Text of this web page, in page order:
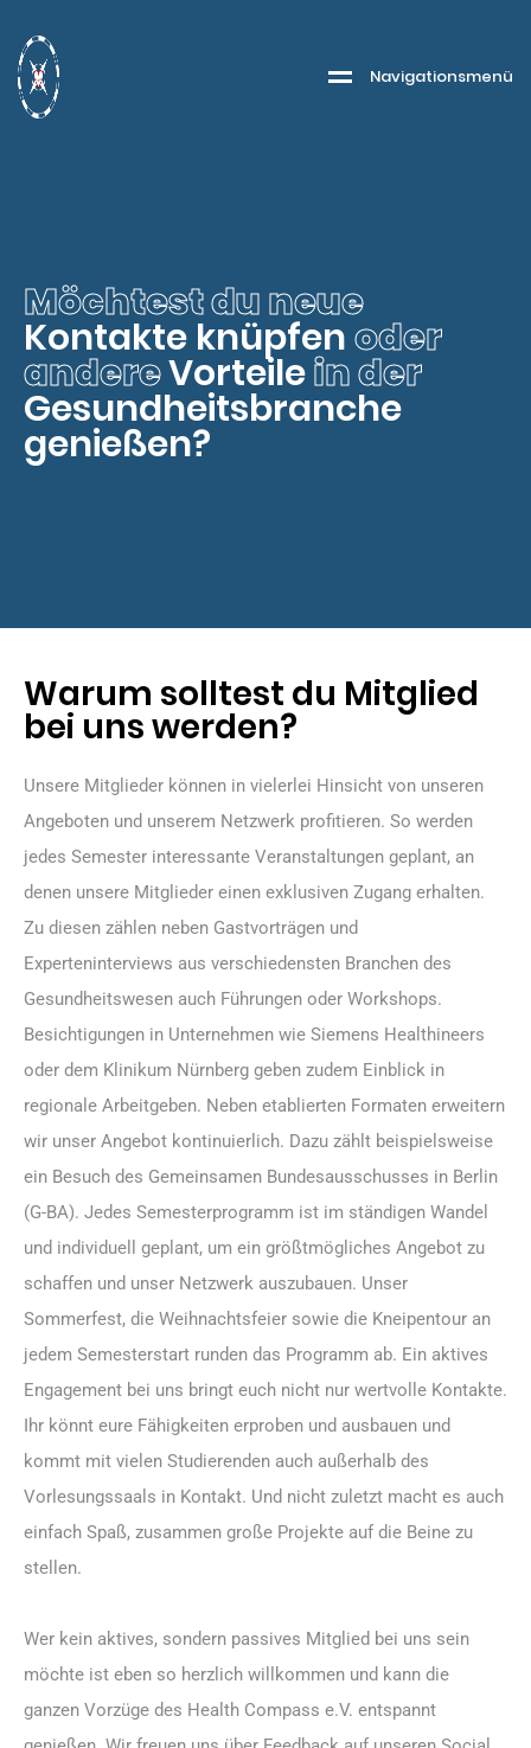
Navigationsmenü
Möchtest du neue
Kontakte knüpfenoder
andereVorteilein der
Gesundheitsbranche
genießen?
Warum solltest du Mitglied
bei uns werden?
Unsere Mitglieder können in vielerlei Hinsicht von unseren
Angeboten und unserem Netzwerk profitieren. So werden
jedes Semester interessante Veranstaltungen geplant, an
denen unsere Mitglieder einen exklusiven Zugang erhalten.
Zu diesen zählen neben Gastvorträgen und
Experteninterviews aus verschiedensten Branchen des
Gesundheitswesen auch Führungen oder Workshops.
Besichtigungen in Unternehmen wie Siemens Healthineers
oder dem Klinikum Nürnberg geben zudem Einblick in
regionale Arbeitgeben. Neben etablierten Formaten erweitern
wir unser Angebot kontinuierlich. Dazu zählt beispielsweise
ein Besuch des Gemeinsamen Bundesausschusses in Berlin
(G-BA). Jedes Semesterprogramm ist im ständigen Wandel
und individuell geplant, um ein größtmögliches Angebot zu
schaffen und unser Netzwerk auszubauen. Unser
Sommerfest, die Weihnachtsfeier sowie die Kneipentour an
jedem Semesterstart runden das Programm ab. Ein aktives
Engagement bei uns bringt euch nicht nur wertvolle Kontakte.
Ihr könnt eure Fähigkeiten erproben und ausbauen und
kommt mit vielen Studierenden auch außerhalb des
Vorlesungssaals in Kontakt. Und nicht zuletzt macht es auch
einfach Spaß, zusammen große Projekte auf die Beine zu
stellen.
Wer kein aktives, sondern passives Mitglied bei uns sein
möchte ist eben so herzlich willkommen und kann die
ganzen Vorzüge des Health Compass e.V. entspannt